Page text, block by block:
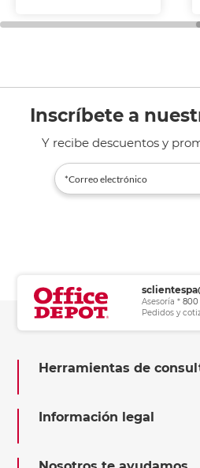
general de oficina.
Inscríbete a
Y recibe descuentos y
Asesoría *
Pedidos y
Herramientas de
Información legal